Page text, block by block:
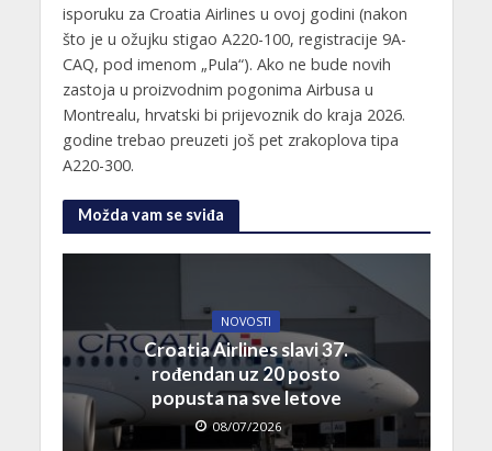
isporuku za Croatia Airlines u ovoj godini (nakon
što je u ožujku stigao A220-100, registracije 9A-
CAQ, pod imenom „Pula“). Ako ne bude novih
zastoja u proizvodnim pogonima Airbusa u
Montrealu, hrvatski bi prijevoznik do kraja 2026.
godine trebao preuzeti još pet zrakoplova tipa
A220-300.
Možda vam se sviđa
NOVOSTI
Croatia Airlines slavi 37.
rođendan uz 20 posto
popusta na sve letove
08/07/2026